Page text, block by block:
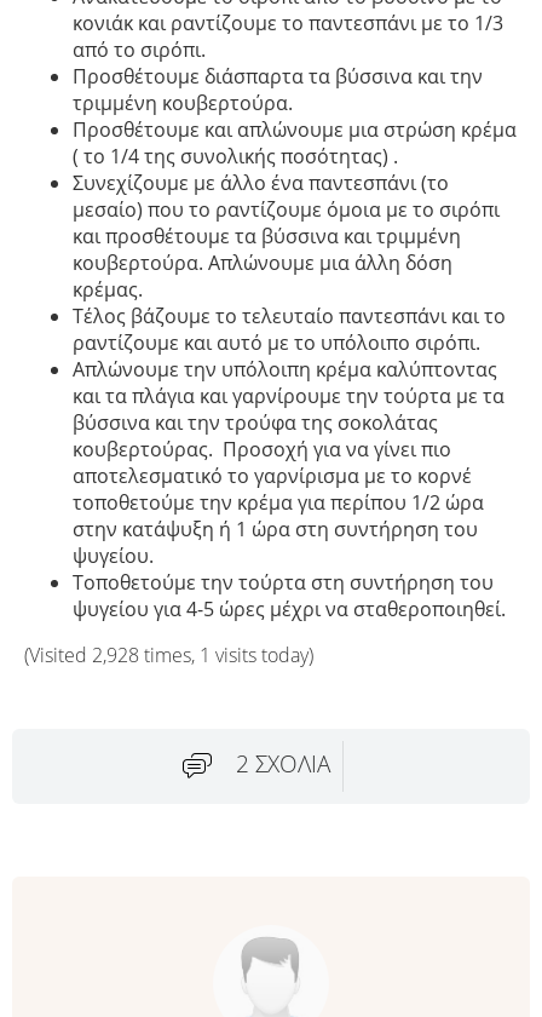
κονιάκ και ραντίζουμε το παντεσπάνι με το 1/3
από το σιρόπι.
Προσθέτουμε διάσπαρτα τα βύσσινα και την
τριμμένη κουβερτούρα.
Προσθέτουμε και απλώνουμε μια στρώση κρέμα
( το 1/4 της συνολικής ποσότητας) .
Συνεχίζουμε με άλλο ένα παντεσπάνι (το
μεσαίο) που το ραντίζουμε όμοια με το σιρόπι
και προσθέτουμε τα βύσσινα και τριμμένη
κουβερτούρα. Απλώνουμε μια άλλη δόση
κρέμας.
Τέλος βάζουμε το τελευταίο παντεσπάνι και το
ραντίζουμε και αυτό με το υπόλοιπο σιρόπι.
Απλώνουμε την υπόλοιπη κρέμα καλύπτοντας
και τα πλάγια και γαρνίρουμε την τούρτα με τα
βύσσινα και την τρούφα της σοκολάτας
κουβερτούρας. Προσοχή για να γίνει πιο
αποτελεσματικό το γαρνίρισμα με το κορνέ
τοποθετούμε την κρέμα για περίπου 1/2 ώρα
στην κατάψυξη ή 1 ώρα στη συντήρηση του
ψυγείου.
Τοποθετούμε την τούρτα στη συντήρηση του
ψυγείου για 4-5 ώρες μέχρι να σταθεροποιηθεί.
(Visited 2,928 times, 1 visits today)
2 ΣΧΌΛΙΑ